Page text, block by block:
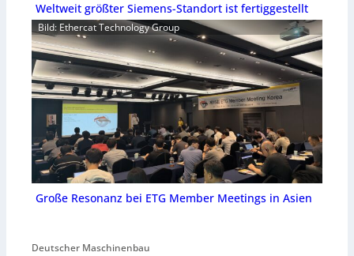
Weltweit größter Siemens-Standort ist fertiggestellt
Bild: Ethercat Technology Group
Große Resonanz bei ETG Member Meetings in Asien
Deutscher Maschinenbau